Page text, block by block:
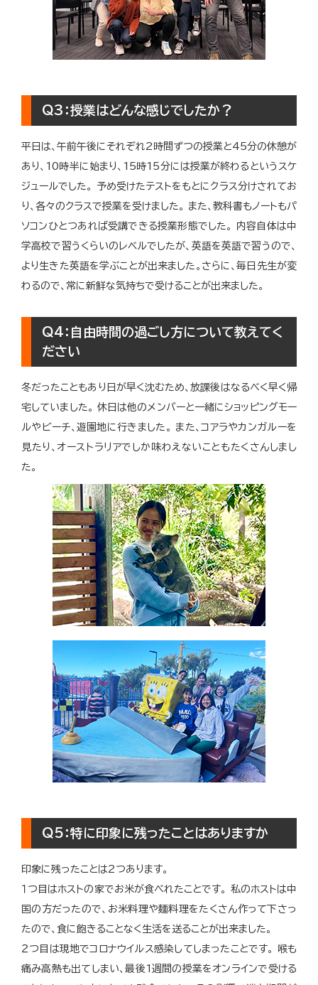
Q3：授業はどんな感じでしたか？
平日は、午前午後にそれぞれ2時間ずつの授業と45分の休憩が
あり、10時半に始まり、15時15分には授業が終わるというスケ
ジュールでした。
予め受けたテストをもとにクラス分けされてお
り、各々のクラスで授業を受けました。
また、教科書もノートもパ
ソコンひとつあれば受講できる授業形態でした。
内容自体は中
学高校で習うくらいのレベルでしたが、英語を英語で習うので、
より生きた英語を学ぶことが出来ました。さらに、毎日先生が変
わるので、常に新鮮な気持ちで受けることが出来ました。
Q4：自由時間の過ごし方について教えてく
ださい
冬だったこともあり日が早く沈むため、放課後はなるべく早く帰
宅していました。 休日は他のメンバーと一緒にショッピングモー
ルやビーチ、遊園地に行きました。
また、コアラやカンガルーを
見たり、オーストラリアでしか味わえないこともたくさんしまし
た。
Q5：特に印象に残ったことはありますか
印象に残ったことは2つあります。
１つ目はホストの家でお米が食べれたことです。
私のホストは中
国の方だったので、お米料理や麺料理をたくさん作って下さっ
たので、食に飽きることなく生活を送ることが出来ました。
２つ目は現地でコロナウイルス感染してしまったことです。
喉も
痛み高熱も出てしまい、最後1週間の授業をオンラインで受ける